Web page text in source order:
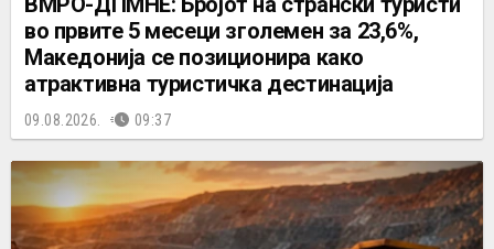
во првите 5 месеци зголемен за 23,6%,
Македонија се позиционира како
атрактивна туристичка дестинација
09.08.2026. 09:37